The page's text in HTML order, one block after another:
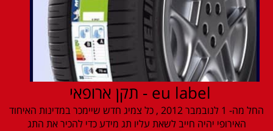
eu label - תקן ארופאי
החל מה- 1 לנובמבר 2012 , כל צמיג חדש שיימכר במדינות האיחוד
האירופי יהיה חייב לשאת עליו תג מידע כדי להכיר את התג